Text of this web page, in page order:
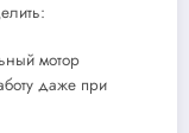
мотор
даже при